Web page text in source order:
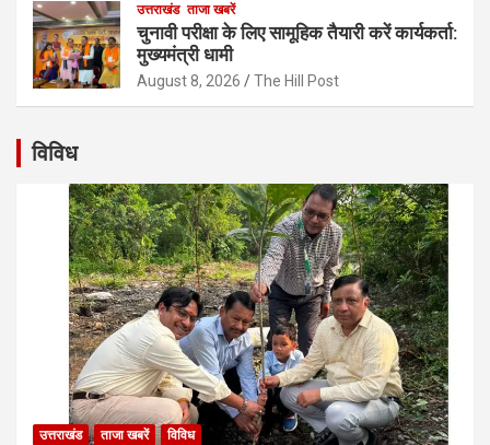
उत्तराखंड ताजा खबरें
चुनावी परीक्षा के लिए सामूहिक तैयारी करें कार्यकर्ता:
मुख्यमंत्री धामी
August 8, 2026 The Hill Post
विविध
उत्तराखंड ताजा खबरें विविध